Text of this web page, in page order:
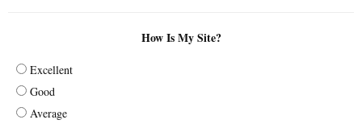
How Is My Site?
Excellent
Good
Average